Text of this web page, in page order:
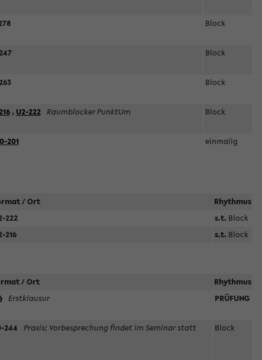
Block
Block
Block
, U2-222 Raumblocker PunktUm Block
201 einmalig
/ Ort
Rhythmus
222 s.t. Block
216 s.t. Block
/ Ort
Rhythmus
Erstklausur PRÜFUNG
244 Praxis; Vorbesprechung findet im Seminar statt Block